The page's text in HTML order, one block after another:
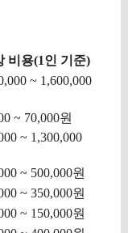
비용(1인 기준)
~ 1,600,000
~ 70,000원
~ 1,300,000
~ 500,000원
~ 350,000원
~ 150,000원